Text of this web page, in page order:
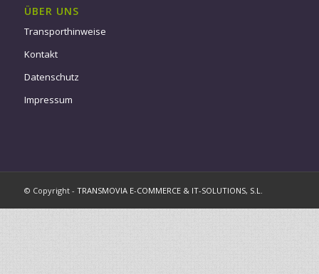
ÜBER UNS
Transporthinweise
Kontakt
Datenschutz
Impressum
© Copyright - TRANSMOVIA E-COMMERCE & IT-SOLUTIONS, S.L.